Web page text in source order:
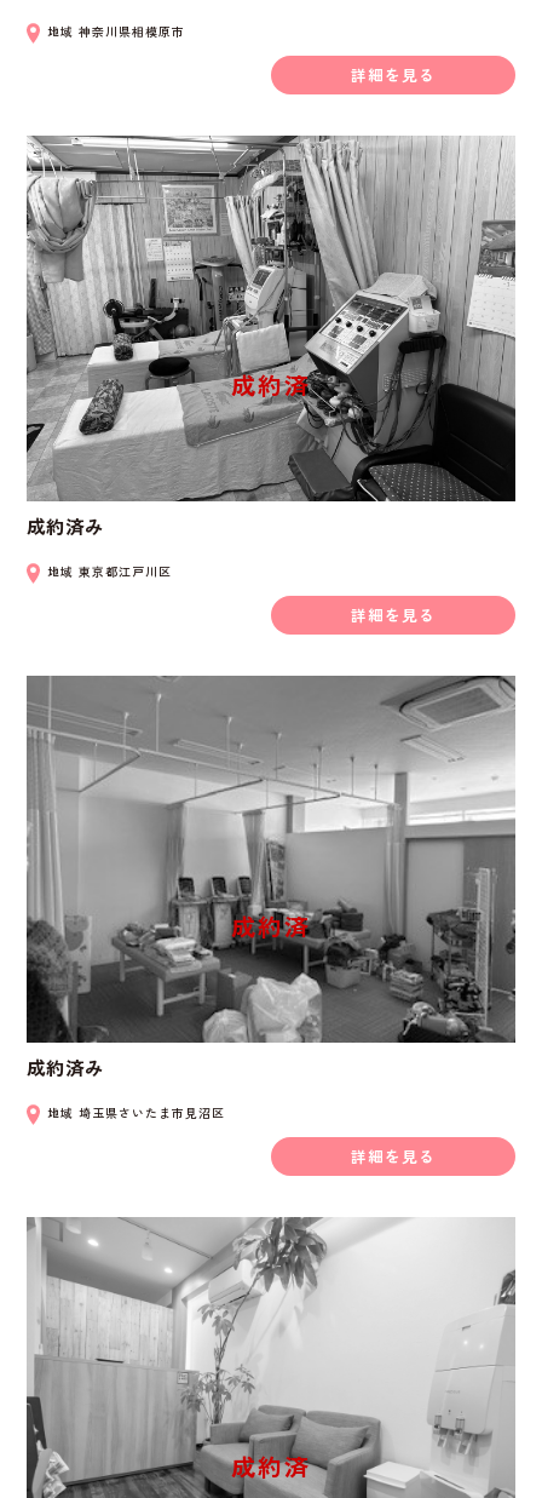
地域神奈川県相模原市
詳細を見る
成約済み
地域東京都江戸川区
詳細を見る
成約済み
地域埼玉県さいたま市見沼区
詳細を見る